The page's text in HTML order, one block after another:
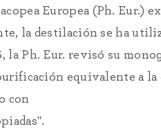
Europea (Ph. Eur.)
la destilación se ha
la Ph. Eur. revisó su
equivalente a
con